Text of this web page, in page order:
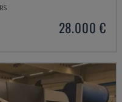
28.000 €